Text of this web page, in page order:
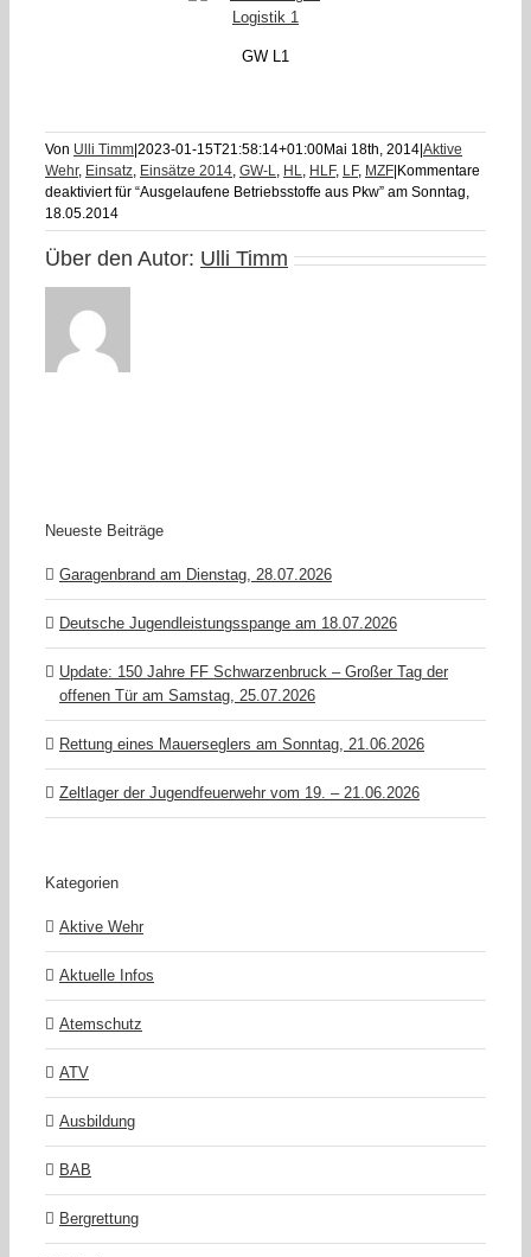
GW L1
Von Ulli Timm 2023-01-15T21:58:14+01:00Mai 18th, 2014 Aktive
Wehr, Einsatz, Einsätze 2014, GW-L, HL, HLF, LF, MZF Kommentare
deaktiviertfür “Ausgelaufene Betriebsstoffe aus Pkw” am Sonntag,
18.05.2014
Über den Autor: Ulli Timm
Neueste Beiträge
Garagenbrand am Dienstag, 28.07.2026
Deutsche Jugendleistungsspange am 18.07.2026
Update: 150 Jahre FF Schwarzenbruck – Großer Tag der
offenen Tür am Samstag, 25.07.2026
Rettung eines Mauerseglers am Sonntag, 21.06.2026
Zeltlager der Jugendfeuerwehr vom 19. – 21.06.2026
Kategorien
Aktive Wehr
Aktuelle Infos
Atemschutz
ATV
Ausbildung
BAB
Bergrettung